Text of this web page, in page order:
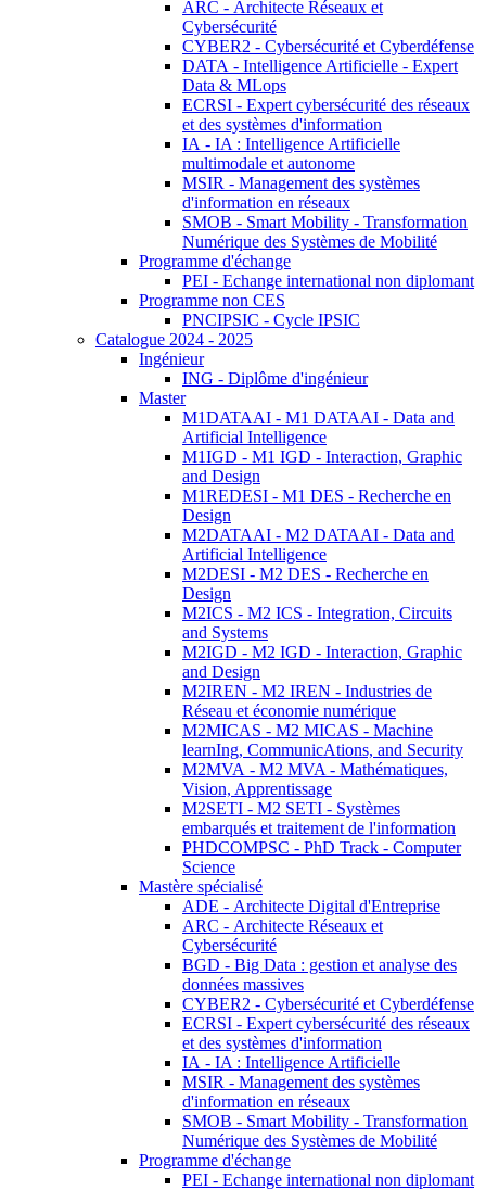
ARC - Architecte Réseaux et
Cybersécurité
CYBER2 - Cybersécurité et Cyberdéfense
DATA - Intelligence Artificielle - Expert
Data & MLops
ECRSI - Expert cybersécurité des réseaux
et des systèmes d'information
IA - IA : Intelligence Artificielle
multimodale et autonome
MSIR - Management des systèmes
d'information en réseaux
SMOB - Smart Mobility - Transformation
Numérique des Systèmes de Mobilité
Programme d'échange
PEI - Echange international non diplomant
Programme non CES
PNCIPSIC - Cycle IPSIC
Catalogue 2024 - 2025
Ingénieur
ING - Diplôme d'ingénieur
Master
M1DATAAI - M1 DATAAI - Data and
Artificial Intelligence
M1IGD - M1 IGD - Interaction, Graphic
and Design
M1REDESI - M1 DES - Recherche en
Design
M2DATAAI - M2 DATAAI - Data and
Artificial Intelligence
M2DESI - M2 DES - Recherche en
Design
M2ICS - M2 ICS - Integration, Circuits
and Systems
M2IGD - M2 IGD - Interaction, Graphic
and Design
M2IREN - M2 IREN - Industries de
Réseau et économie numérique
M2MICAS - M2 MICAS - Machine
learnIng, CommunicAtions, and Security
M2MVA - M2 MVA - Mathématiques,
Vision, Apprentissage
M2SETI - M2 SETI - Systèmes
embarqués et traitement de l'information
PHDCOMPSC - PhD Track - Computer
Science
Mastère spécialisé
ADE - Architecte Digital d'Entreprise
ARC - Architecte Réseaux et
Cybersécurité
BGD - Big Data : gestion et analyse des
données massives
CYBER2 - Cybersécurité et Cyberdéfense
ECRSI - Expert cybersécurité des réseaux
et des systèmes d'information
IA - IA : Intelligence Artificielle
MSIR - Management des systèmes
d'information en réseaux
SMOB - Smart Mobility - Transformation
Numérique des Systèmes de Mobilité
Programme d'échange
PEI - Echange international non diplomant